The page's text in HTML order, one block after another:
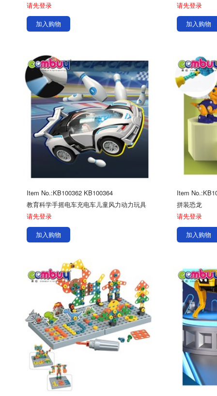
请先登录
加入购物
请先登录
加入购物
Item No.:KB100362 KB100364
教育科学手摇电车充电车儿童风力动力玩具
请先登录
加入购物
Item
拼装恐龙
请先登录
加入购物